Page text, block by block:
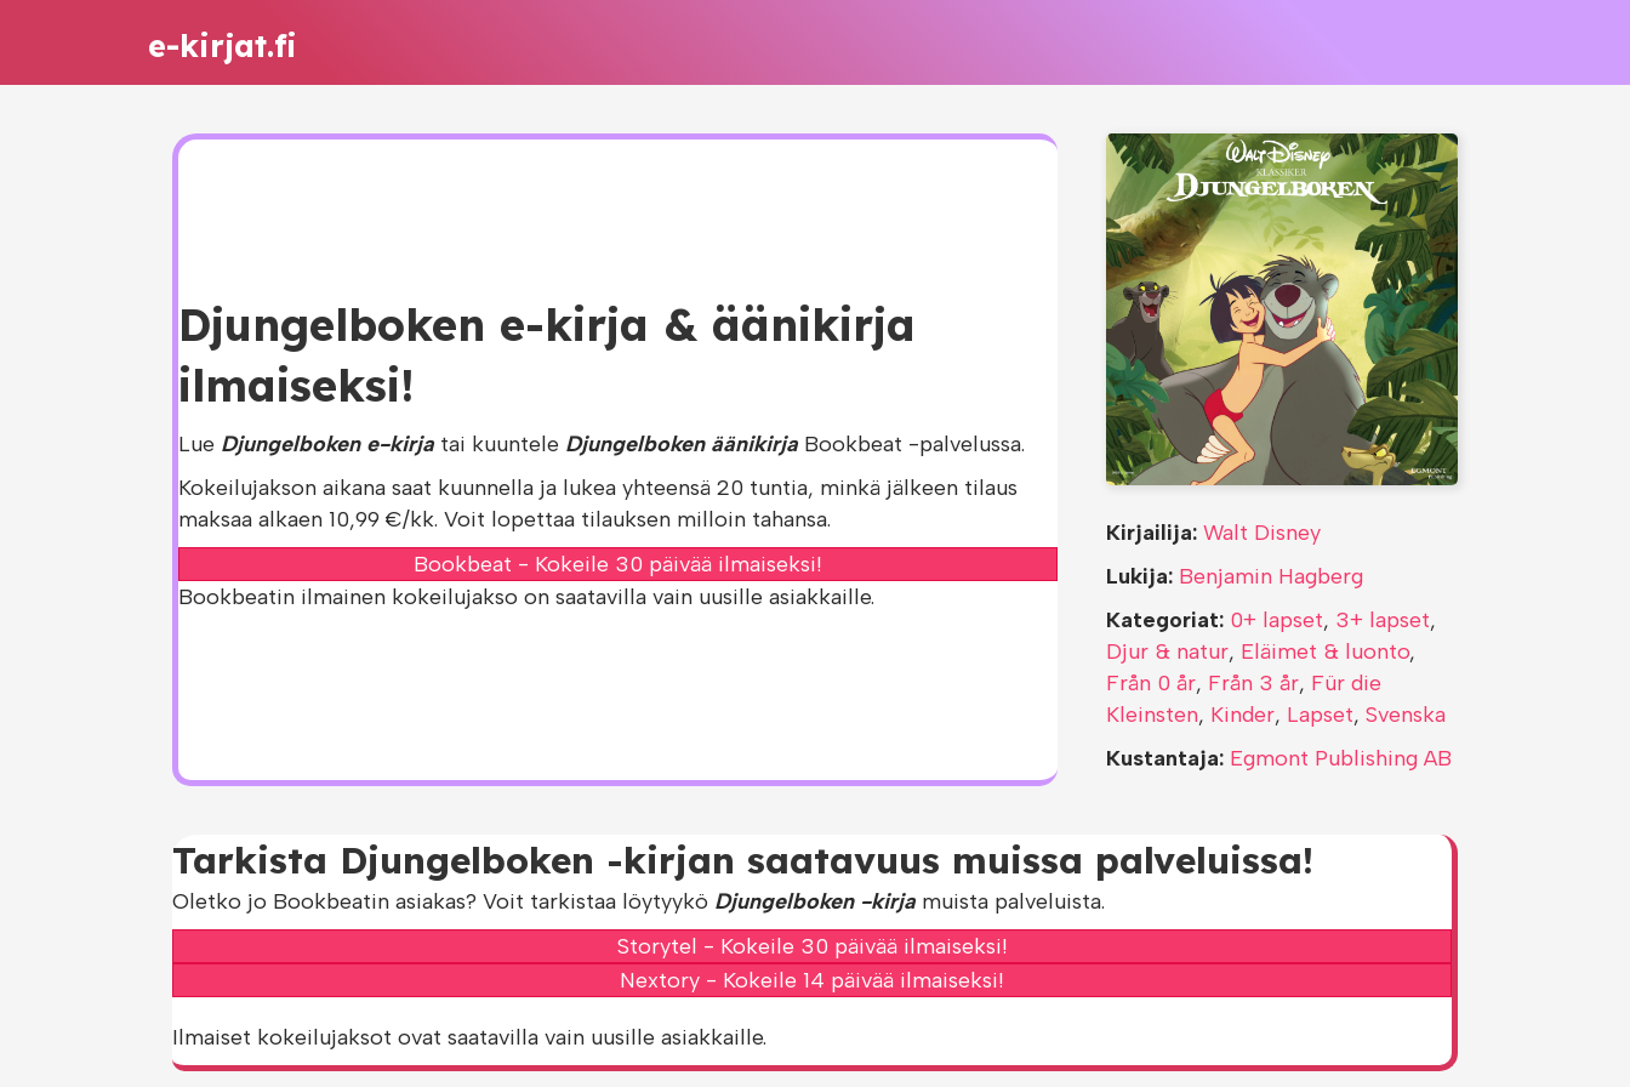
e-kirjat.fi
Djungelboken e-kirja & äänikirja
ilmaiseksi!
Lue Djungelboken e-kirja tai kuuntele Djungelboken äänikirja Bookbeat -palvelussa.
Kokeilujakson aikana saat kuunnella ja lukea yhteensä 20 tuntia, minkä jälkeen tilaus
maksaa alkaen 10,99 €/kk. Voit lopettaa tilauksen milloin tahansa.
Bookbeat - Kokeile 30 päivää ilmaiseksi!
Bookbeatin ilmainen kokeilujakso on saatavilla vain uusille asiakkaille.
Kirjailija: Walt Disney
Lukija: Benjamin Hagberg
Kategoriat: 0+ lapset, 3+ lapset,
Djur & natur, Eläimet & luonto,
Från 0 år, Från 3 år, Für die
Kleinsten, Kinder, Lapset, Svenska
Kustantaja: Egmont Publishing AB
Tarkista Djungelboken -kirjan saatavuus muissa palveluissa!
Oletko jo Bookbeatin asiakas? Voit tarkistaa löytyykö Djungelboken -kirja muista palveluista.
Storytel - Kokeile 30 päivää ilmaiseksi!
Nextory - Kokeile 14 päivää ilmaiseksi!
Ilmaiset kokeilujaksot ovat saatavilla vain uusille asiakkaille.